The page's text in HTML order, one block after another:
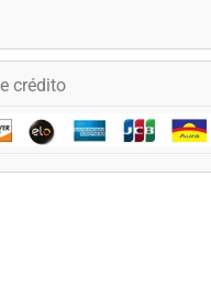
crédito